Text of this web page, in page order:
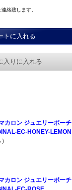
絡致します。
トに入れる
入りに入れる
カロン ジュエリーポーチ
EC-HONEY-LEMON
カロン ジュエリーポーチ